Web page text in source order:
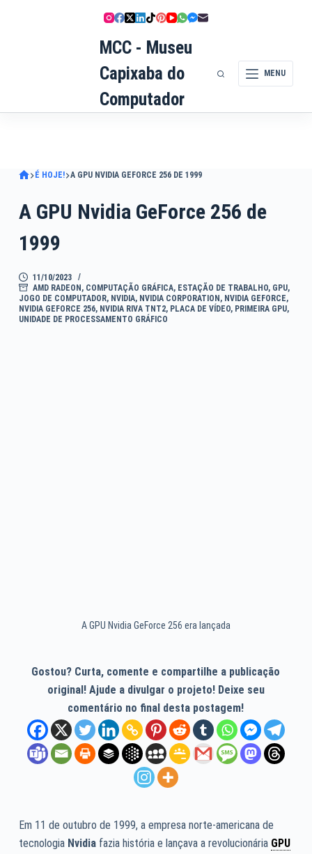
MCC - Museu
Capixaba do
Computador
MENU
É HOJE! A GPU NVIDIA GEFORCE 256 DE 1999
A GPU Nvidia GeForce 256 de
1999
11/10/2023
AMD RADEON , COMPUTAÇÃO GRÁFICA, ESTAÇÃO DE TRABALHO, GPU,
JOGO DE COMPUTADOR, NVIDIA, NVIDIA CORPORATION , NVIDIA GEFORCE,
NVIDIA GEFORCE 256, NVIDIA RIVA TNT2, PLACA DE VÍDEO, PRIMEIRA GPU,
UNIDADE DE PROCESSAMENTO GRÁFICO
A GPU Nvidia GeForce 256 era lançada
Gostou? Curta, comente e compartilhe a publicação
original! Ajude a divulgar o projeto! Deixe seu
comentário no final desta postagem!
Em 11 de outubro de 1999, a empresa norte-americana de
tecnologia Nvidia fazia história e lançava a revolucionária GPU